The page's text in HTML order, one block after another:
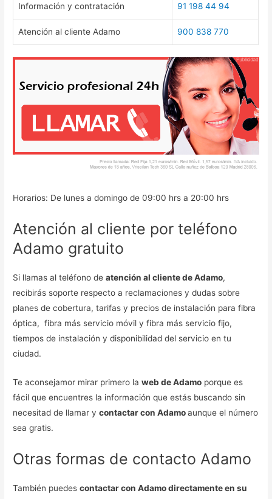
Información y contratación 91 198 44 94
Atención al cliente Adamo 900 838 770
Horarios: De lunes a domingo de 09:00 hrs a 20:00 hrs
Atención al cliente por teléfono
Adamo gratuito
Si llamas al teléfono deatención al cliente de Adamo,
recibirás soporte respecto a reclamaciones y dudas sobre
planes de cobertura, tarifas y precios de instalación para fibra
óptica, fibra más servicio móvil y fibra más servicio fijo,
tiempos de instalación y disponibilidad del servicio en tu
ciudad.
Te aconsejamor mirar primero laweb de Adamo porque es
fácil que encuentres la información que estás buscando sin
necesitad de llamar ycontactar con Adamoaunque el número
sea gratis.
Otras formas de contacto Adamo
También puedescontactar con Adamo directamente en su